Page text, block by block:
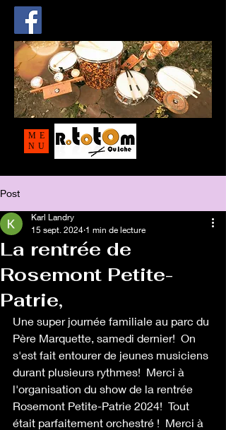
ME
NU
Post
La rentrée de
Rosemont Petite-
Patrie,
Karl Landry
15 sept. 2024 1 min de lecture
Une super journée familiale au parc du
Père Marquette, samedi dernier!  On
s'est fait entourer de jeunes musiciens
durant plusieurs rythmes!  Merci à
l'organisation du show de la rentrée
Rosemont Petite-Patrie 2024!  Tout
était parfaitement orchestré !  Merci à